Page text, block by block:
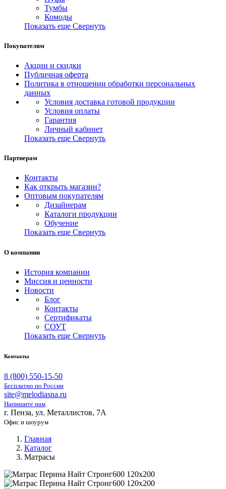
Тумбы
Комоды
Показать еще Свернуть
Покупателям
Акции и скидки
Публичная оферта
Политика в отношении обработки персональных
данных
Условия доставка готовой продукции
Условия оплаты
Гарантия
Личный кабинет
Показать еще Свернуть
Партнерам
Контакты
Как открыть магазин?
Оптовым покупателям
Дизайнерам
Каталоги продукции
Обучение
Показать еще Свернуть
О компании
История компании
Миссия и ценности
Новости
Блог
Контакты
Сертификаты
СОУТ
Показать еще Свернуть
Контакты
8 (800) 550-15-50
Бесплатно по России
site@melodiasna.ru
Напишите нам
г. Пенза, ул. Металлистов, 7А
Офис и шоурум
Главная
Каталог
Матрасы